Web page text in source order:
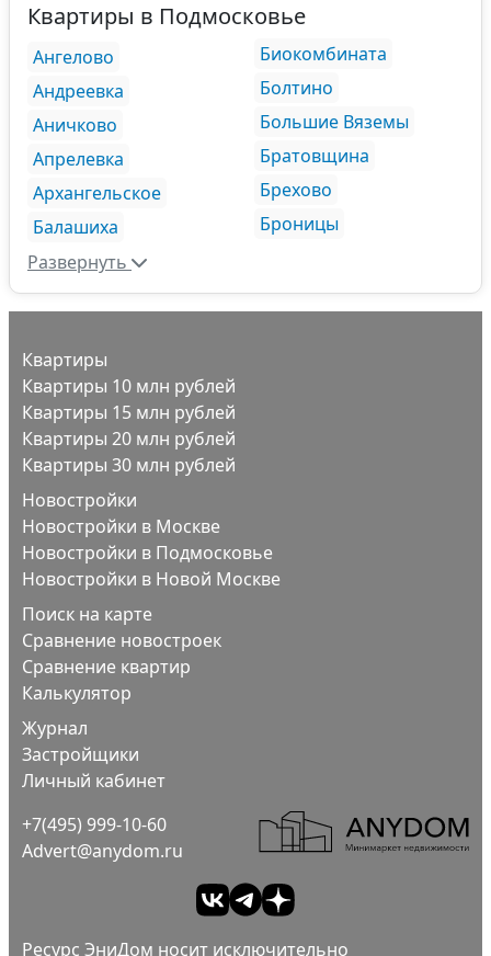
Квартиры в Подмосковье
Ангелово
Андреевка
Аничково
Апрелевка
Архангельское
Балашиха
Биокомбината
Болтино
Большие Вяземы
Братовщина
Брехово
Броницы
Развернуть
Квартиры
Квартиры 10 млн рублей
Квартиры 15 млн рублей
Квартиры 20 млн рублей
Квартиры 30 млн рублей
Новостройки
Новостройки в Москве
Новостройки в Подмосковье
Новостройки в Новой Москве
Поиск на карте
Сравнение новостроек
Сравнение квартир
Калькулятор
Журнал
Застройщики
Личный кабинет
+7(495) 999-10-60
Advert@anydom.ru
Ресурс ЭниДом носит исключительно